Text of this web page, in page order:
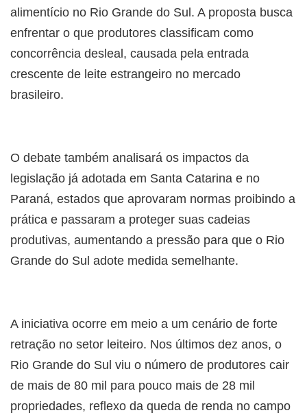
alimentício no Rio Grande do Sul. A proposta busca
enfrentar o que produtores classificam como
concorrência desleal, causada pela entrada
crescente de leite estrangeiro no mercado
brasileiro.
O debate também analisará os impactos da
legislação já adotada em Santa Catarina e no
Paraná, estados que aprovaram normas proibindo a
prática e passaram a proteger suas cadeias
produtivas, aumentando a pressão para que o Rio
Grande do Sul adote medida semelhante.
A iniciativa ocorre em meio a um cenário de forte
retração no setor leiteiro. Nos últimos dez anos, o
Rio Grande do Sul viu o número de produtores cair
de mais de 80 mil para pouco mais de 28 mil
propriedades, reflexo da queda de renda no campo